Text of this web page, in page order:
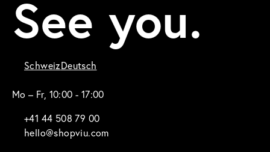
See you.
SchweizDeutsch
Mo – Fr, 10:00 - 17:00
+41 44 508 79 00
hello@shopviu.com